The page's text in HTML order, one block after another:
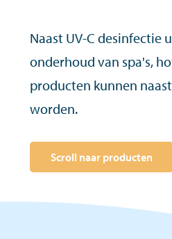
Naast UV-C
onderhoud van spa's,
producten kunnen
worden.
Scroll naar producten